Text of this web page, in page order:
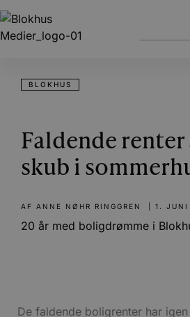
BLOKHUS
Faldende
skub i
AF ANNE NØHR RINGGREN 1. JUNI
20 år med boligdrømme i
De faldende boligrenter har